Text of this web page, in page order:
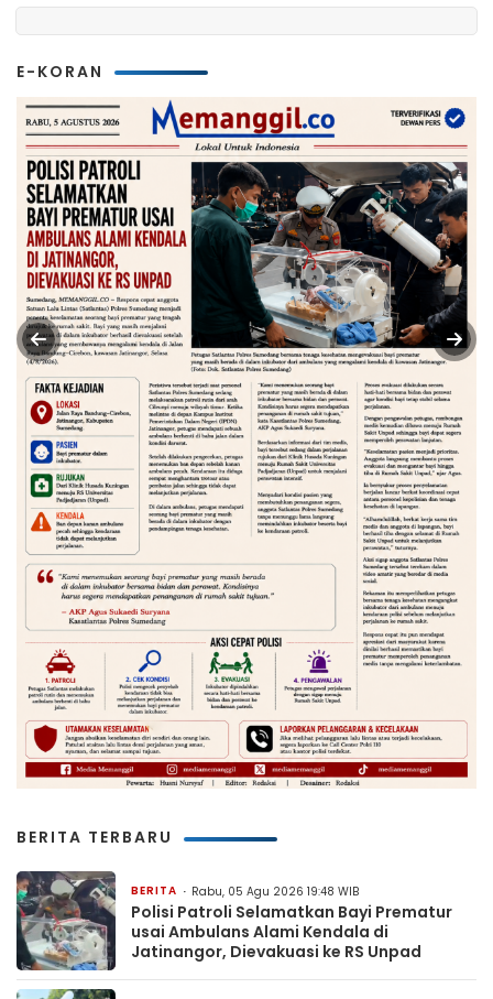
E-KORAN
BERITA TERBARU
BERITA Rabu, 05 Agu 2026 19:48 WIB
Polisi Patroli Selamatkan Bayi Prematur
usai Ambulans Alami Kendala di
Jatinangor, Dievakuasi ke RS Unpad